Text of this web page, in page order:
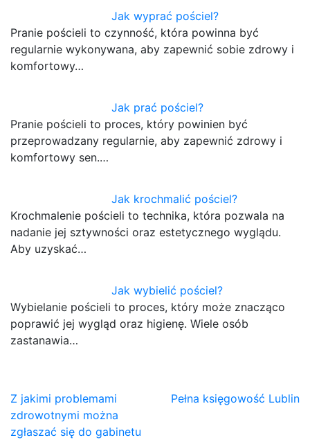
Jak wyprać pościel?
Pranie pościeli to czynność, która powinna być
regularnie wykonywana, aby zapewnić sobie zdrowy i
komfortowy…
Jak prać pościel?
Pranie pościeli to proces, który powinien być
przeprowadzany regularnie, aby zapewnić zdrowy i
komfortowy sen.…
Jak krochmalić pościel?
Krochmalenie pościeli to technika, która pozwala na
nadanie jej sztywności oraz estetycznego wyglądu.
Aby uzyskać…
Jak wybielić pościel?
Wybielanie pościeli to proces, który może znacząco
poprawić jej wygląd oraz higienę. Wiele osób
zastanawia…
Nawigacja
wpisu
Z jakimi problemami
zdrowotnymi można
zgłaszać się do gabinetu
Pełna księgowość Lublin